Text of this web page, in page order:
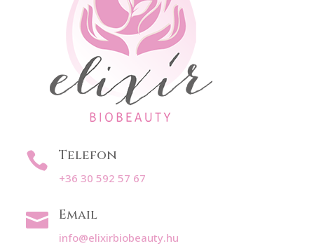
 Telefon
+36 30 592 57 67
 Email
info@elixirbiobeauty.hu